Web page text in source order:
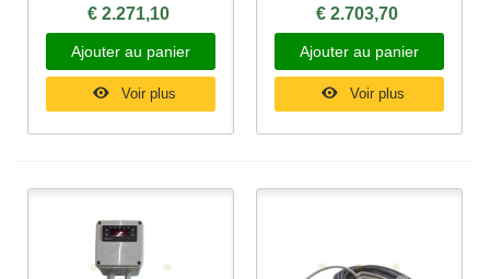
€ 2.271,10
Ajouter au panier
Voir plus
€ 2.703,70
Ajouter au panier
Voir plus